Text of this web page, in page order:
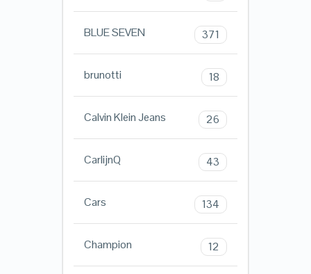
BLUE SEVEN 371
brunotti 18
Calvin Klein Jeans 26
CarlijnQ 43
Cars 134
Champion 12